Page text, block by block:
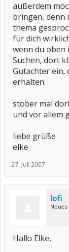
außerdem
bringen, denn
thema
für dich
wenn du oben
Suchen, dort
Gutachter ein,
erhalten.
stöber mal
und vor allem
liebe grüße
elke
27. Juli 2007
lofi
Neues
Hallo Elke,